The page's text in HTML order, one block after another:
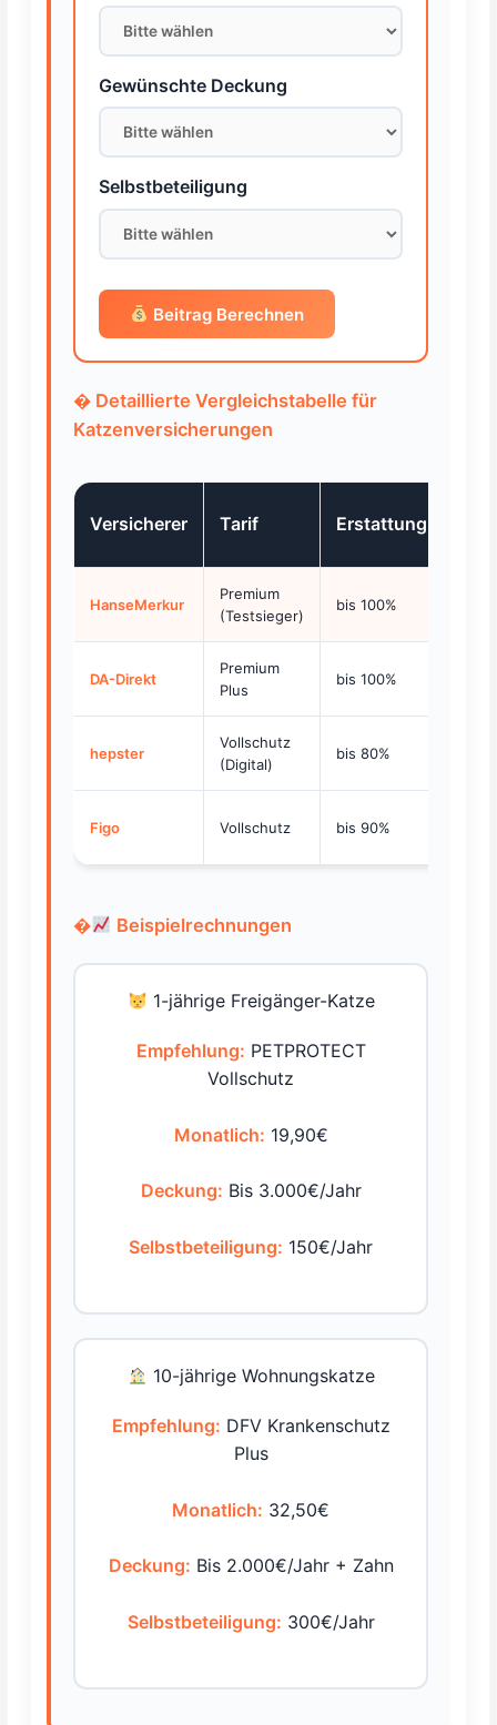
Gewünschte Deckung
Selbstbeteiligung
Beitrag Berechnen
� Detaillierte Vergleichstabelle für
Katzenversicherungen
Versicherer Tarif Erstattung
HanseMerkur
Premium
(Testsieger)
bis 100%
DA-Direkt
Premium
Plus
bis 100%
hepster
Vollschutz
(Digital)
bis 80%
Figo Vollschutz bis 90%
� Beispielrechnungen
1-jährige Freigänger-Katze
Empfehlung: PETPROTECT
Vollschutz
Monatlich: 19,90€
Deckung: Bis 3.000€/Jahr
Selbstbeteiligung: 150€/Jahr
10-jährige Wohnungskatze
Empfehlung: DFV Krankenschutz
Plus
Monatlich: 32,50€
Deckung: Bis 2.000€/Jahr + Zahn
Selbstbeteiligung: 300€/Jahr